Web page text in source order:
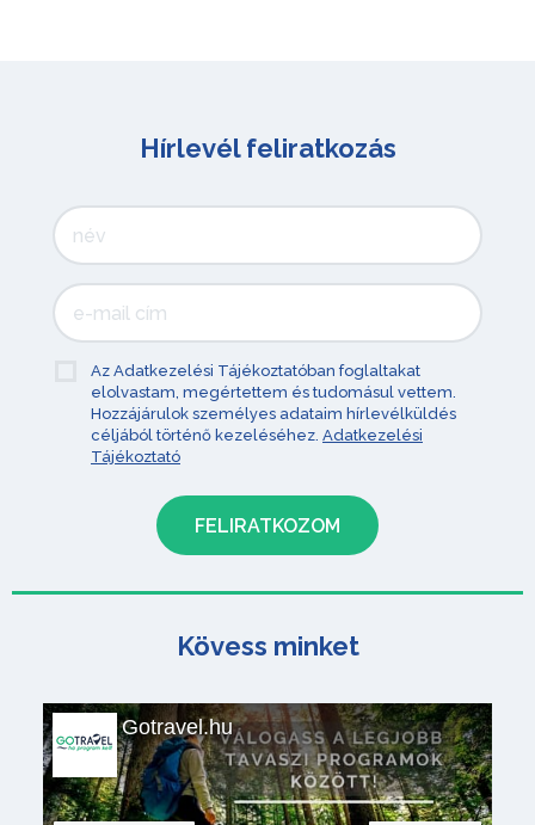
Hírlevél feliratkozás
Az Adatkezelési Tájékoztatóban foglaltakat
elolvastam, megértettem és tudomásul vettem.
Hozzájárulok személyes adataim hírlevélküldés
céljából történő kezeléséhez. Adatkezelési
Tájékoztató
Kövess minket
Gotravel.hu